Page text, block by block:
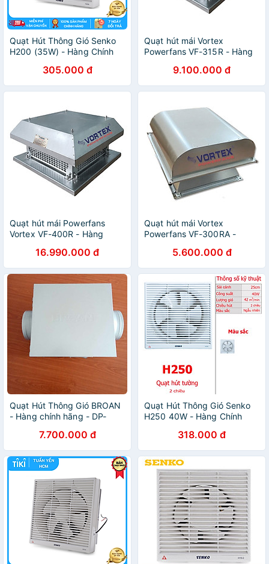
Quạt Hút Thông Gió Senko
H200 (35W) - Hàng Chính
305.000 đ
Quạt hút mái Vortex
Powerfans VF-315R - Hàng
9.100.000 đ
Quạt hút mái Powerfans
Vortex VF-400R - Hàng
16.990.000 đ
Quạt hút mái Vortex
Powerfans VF-300RA -
5.600.000 đ
Quạt Hút Thông Gió BROAN
- Hàng chính hãng - DP-
7.700.000 đ
Quạt Hút Thông Gió Senko
H250 40W - Hàng Chính
318.000 đ